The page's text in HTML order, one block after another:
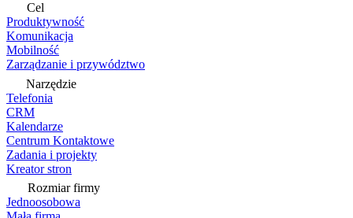
Cel
Produktywność
Komunikacja
Mobilność
Zarządzanie i przywództwo
Narzędzie
Telefonia
CRM
Kalendarze
Centrum Kontaktowe
Zadania i projekty
Kreator stron
Rozmiar firmy
Jednoosobowa